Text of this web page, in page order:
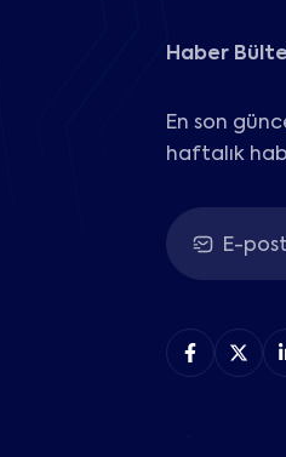
Haber
En son
haftalık